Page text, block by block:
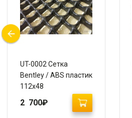
UT-0002 Сетка
Bentley / ABS пластик
112х48
2 700₽